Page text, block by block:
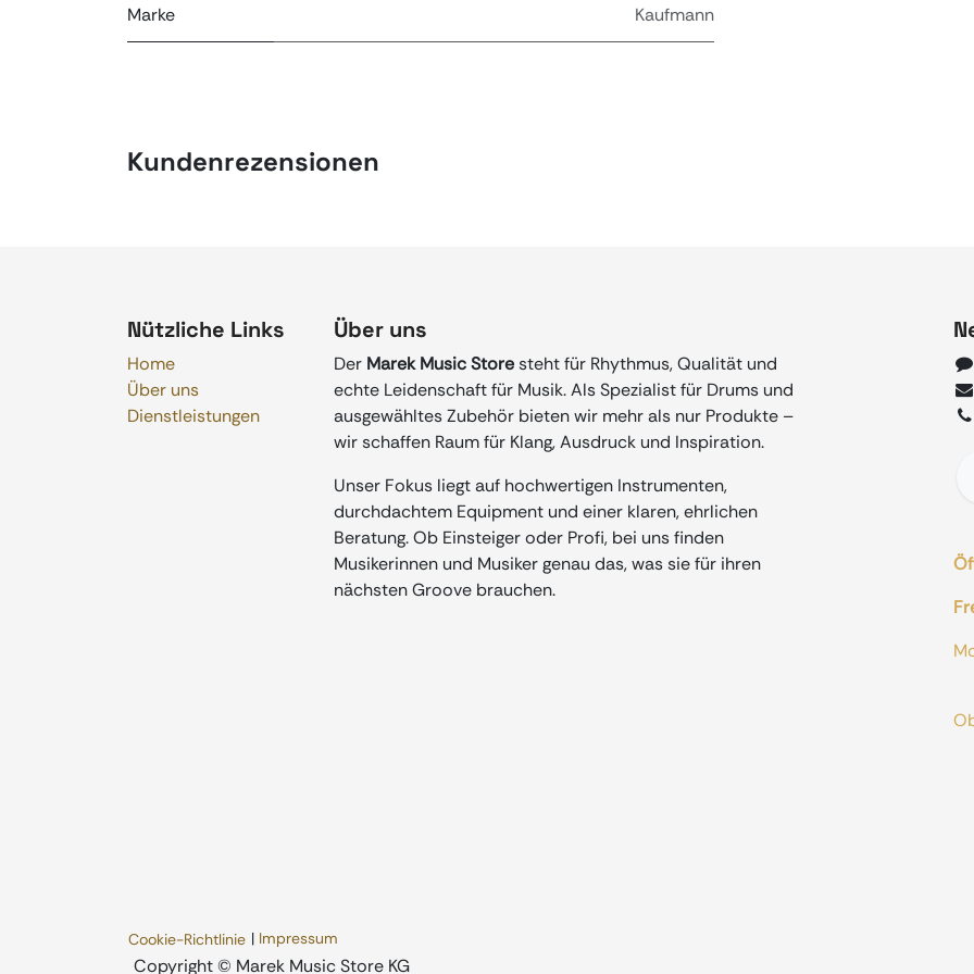
Marke Kaufmann
Kundenrezensionen
Nützliche Links
Home
Über uns
Dienstleistungen
Über uns
Der Marek Music Storesteht für Rhythmus, Qualität und
echte Leidenschaft für Musik. Als Spezialist für Drums und
ausgewähltes Zubehör bieten wir mehr als nur Produkte –
wir schaffen Raum für Klang, Ausdruck und Inspiration.
Unser Fokus liegt auf hochwertigen Instrumenten,
durchdachtem Equipment und einer klaren, ehrlichen
Beratung. Ob Einsteiger oder Profi, bei uns finden
Musikerinnen und Musiker genau das, was sie für ihren
nächsten Groove brauchen.
Cookie-Richtlinie | Impressum
​Copyright © Marek Music Store KG